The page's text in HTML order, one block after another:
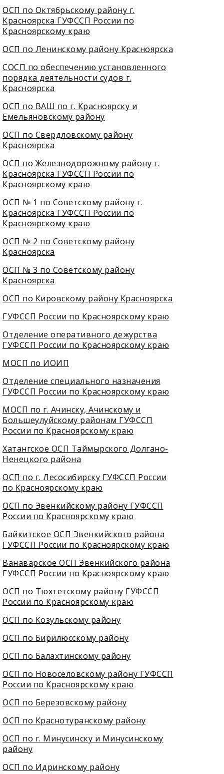
ОСП по Октябрьскому району г.
Красноярска ГУФССП России по
Красноярскому краю
ОСП по Ленинскому району Красноярска
СОСП по обеспечению установленного
порядка деятельности судов г.
Красноярска
ОСП по ВАШ по г. Красноярску и
Емельяновскому району
ОСП по Свердловскому району
Красноярска
ОСП по Железнодорожному району г.
Красноярска ГУФССП России по
Красноярскому краю
ОСП № 1 по Советскому району г.
Красноярска ГУФССП России по
Красноярскому краю
ОСП № 2 по Советскому району
Красноярска
ОСП № 3 по Советскому району
Красноярска
ОСП по Кировскому району Красноярска
ГУФССП России по Красноярскому краю
Отделение оперативного дежурства
ГУФССП России по Красноярскому краю
МОСП по ИОИП
Отделение специального назначения
ГУФССП России по Красноярскому краю
МОСП по г. Ачинску, Ачинскому и
Большеулуйскому районам ГУФССП
России по Красноярскому краю
Хатангское ОСП Таймырского Долгано-
Ненецкого района
ОСП по г. Лесосибирску ГУФССП России
по Красноярскому краю
ОСП по Эвенкийскому району ГУФССП
России по Красноярскому краю
Байкитское ОСП Эвенкийского района
ГУФССП России по Красноярскому краю
Ванаварское ОСП Эвенкийского района
ГУФССП России по Красноярскому краю
ОСП по Тюхтетскому району ГУФССП
России по Красноярскому краю
ОСП по Козульскому району
ОСП по Бирилюсскому району
ОСП по Балахтинскому району
ОСП по Новоселовскому району ГУФССП
России по Красноярскому краю
ОСП по Березовскому району
ОСП по Краснотуранскому району
ОСП по г. Минусинску и Минусинскому
району
ОСП по Идринскому району